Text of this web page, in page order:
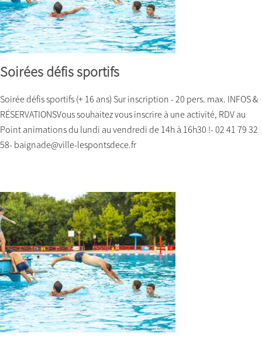
Soirées défis sportifs
Soirée défis sportifs (+ 16 ans) Sur inscription - 20 pers. max. INFOS &
RÉSERVATIONSVous souhaitez vous inscrire à une activité, RDV au
Point animations du lundi au vendredi de 14h à 16h30 !- 02 41 79 32
58- baignade@ville-lespontsdece.fr